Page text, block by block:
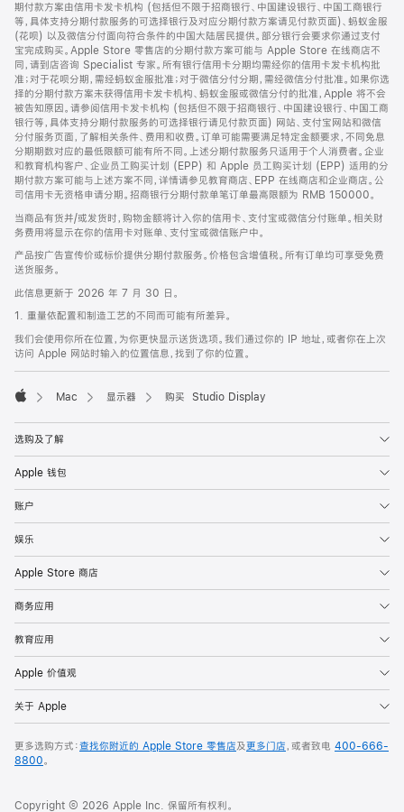
期付款方案由信用卡发卡机构 (包括但不限于招商银行、中国建设银行、中国工商银行
等，具体支持分期付款服务的可选择银行及对应分期付款方案请见付款页面)、蚂蚁金服
(花呗) 以及微信分付面向符合条件的中国大陆居民提供。部分银行会要求你通过支付
宝完成购买。Apple Store 零售店的分期付款方案可能与 Apple Store 在线商店不
同，请到店咨询 Specialist 专家。所有银行信用卡分期均需经你的信用卡发卡机构批
准；对于花呗分期，需经蚂蚁金服批准；对于微信分付分期，需经微信分付批准。如果你选
择的分期付款方案未获得信用卡发卡机构、蚂蚁金服或微信分付的批准，Apple 将不会
被告知原因。请参阅信用卡发卡机构 (包括但不限于招商银行、中国建设银行、中国工商
银行等，具体支持分期付款服务的可选择银行请见付款页面) 网站、支付宝网站和微信
分付服务页面，了解相关条件、费用和收费。订单可能需要满足特定金额要求，不同免息
分期期数对应的最低限额可能有所不同。上述分期付款服务只适用于个人消费者。企业
和教育机构客户、企业员工购买计划 (EPP) 和 Apple 员工购买计划 (EPP) 适用的分
期付款方案可能与上述方案不同，详情请参见教育商店、EPP 在线商店和企业商店。公
司信用卡无资格申请分期。招商银行分期付款单笔订单最高限额为 RMB 150000。
当商品有货并/或发货时，购物金额将计入你的信用卡、支付宝或微信分付账单。相关财
务费用将显示在你的信用卡对账单、支付宝或微信账户中。
产品按广告宣传价或标价提供分期付款服务。价格包含增值税。所有订单均可享受免费
送货服务。
此信息更新于 2026 年 7 月 30 日。
1. 重量依配置和制造工艺的不同而可能有所差异。
我们会使用你所在位置，为你更快显示送货选项。我们通过你的 IP 地址，或者你在上次
访问 Apple 网站时输入的位置信息，找到了你的位置。
Mac 显示器 购买 Studio Display
选购及了解
Apple 钱包
账户
娱乐
Apple Store 商店
商务应用
教育应用
Apple 价值观
关于 Apple
更多选购方式：查找你附近的 Apple Store 零售店及更多门店，或者致电 400-666-
8800。
Copyright © 2026 Apple Inc. 保留所有权利。